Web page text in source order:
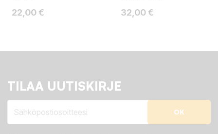
Hinta
22,00 € Hinta
32,00 €
TILAA UUTISKIRJE